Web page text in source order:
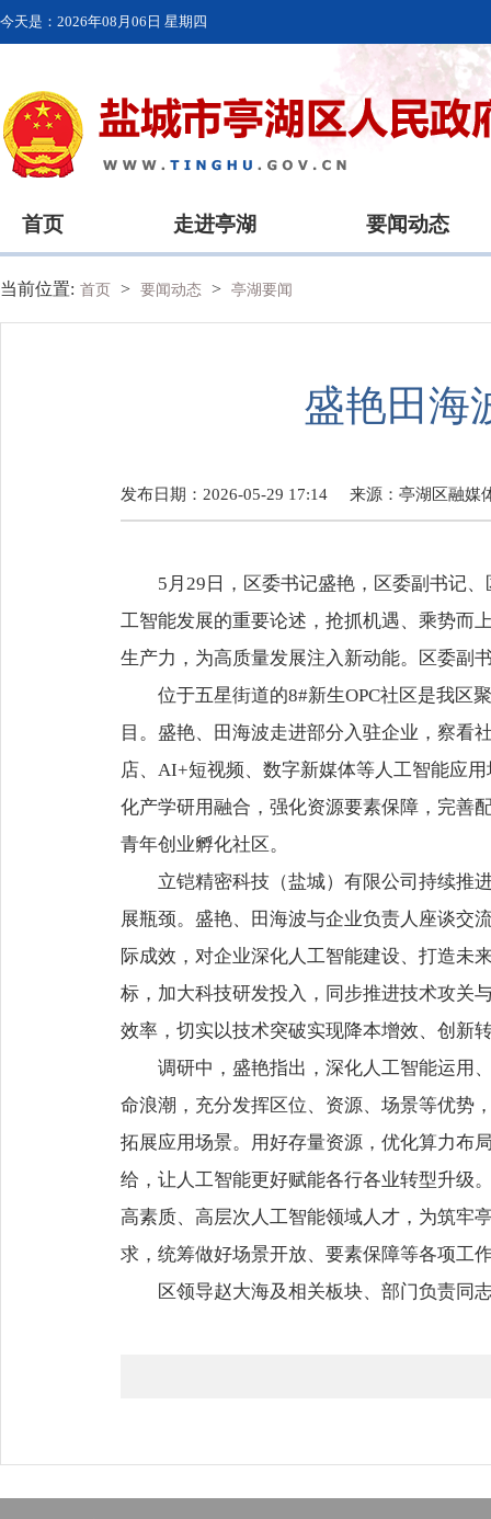
今天是： 2026年08月06日 星期四
首页 走进亭湖 要闻动态
当前位置: 首页 > 要闻动态 > 亭湖要闻
盛艳田海
发布日期：2026-05-29 17:14 来源： 亭湖区融媒
5月29日，区委书记盛艳，区委副书记
工智能发展的重要论述，抢抓机遇、乘势而
生产力，为高质量发展注入新动能。区委副
位于五星街道的8#新生OPC社区是我区
目。盛艳、田海波走进部分入驻企业，察看
店、AI+短视频、数字新媒体等人工智能应
化产学研用融合，强化资源要素保障，完善
青年创业孵化社区。
立铠精密科技（盐城）有限公司持续推
展瓶颈。盛艳、田海波与企业负责人座谈交
际成效，对企业深化人工智能建设、打造未
标，加大科技研发投入，同步推进技术攻关
效率，切实以技术突破实现降本增效、创新
调研中，盛艳指出，深化人工智能运用
命浪潮，充分发挥区位、资源、场景等优势
拓展应用场景。用好存量资源，优化算力布
给，让人工智能更好赋能各行各业转型升级
高素质、高层次人工智能领域人才，为筑牢
求，统筹做好场景开放、要素保障等各项工
区领导赵大海及相关板块、部门负责同